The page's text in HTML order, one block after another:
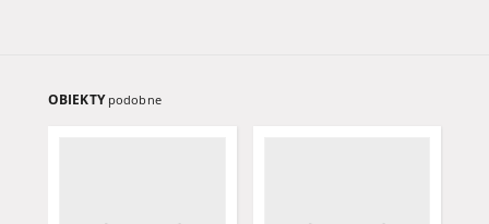
OBIEKTY podobne